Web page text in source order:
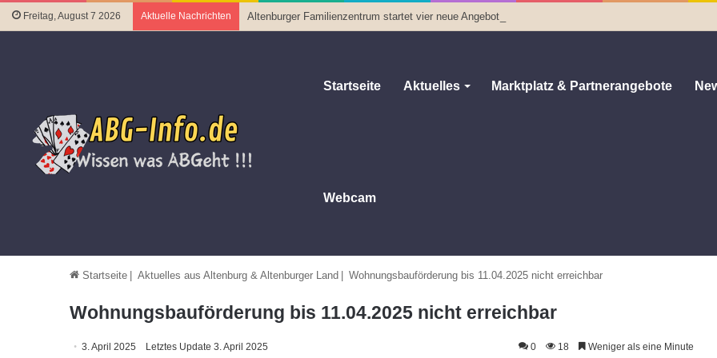
Freitag, August 7 2026 Aktuelle Nachrichten Altenburger Familienzentrum startet vier neue Angebote
Startseite Aktuelles Marktplatz & Partnerangebote
Webcam
Startseite Aktuelles aus Altenburg & Altenburger Land Wohnungsbauförderung bis 11.04.2025 nicht erreichbar
Wohnungsbauförderung bis 11.04.2025 nicht erreichbar
3. April 2025 Letztes Update 3. April 2025 0 18 Weniger als eine Minute